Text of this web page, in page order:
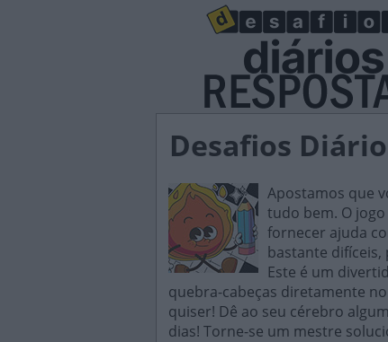
Desafios
Apostamos que
tudo bem. O
fornecer ajuda
bastante
Este é um
quebra-cabeças diretamente
quiser! Dê ao seu cérebro
dias! Torne-se um mestre